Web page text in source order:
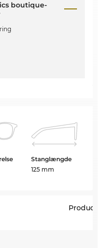
boutique-
Stanglængde
125 mm